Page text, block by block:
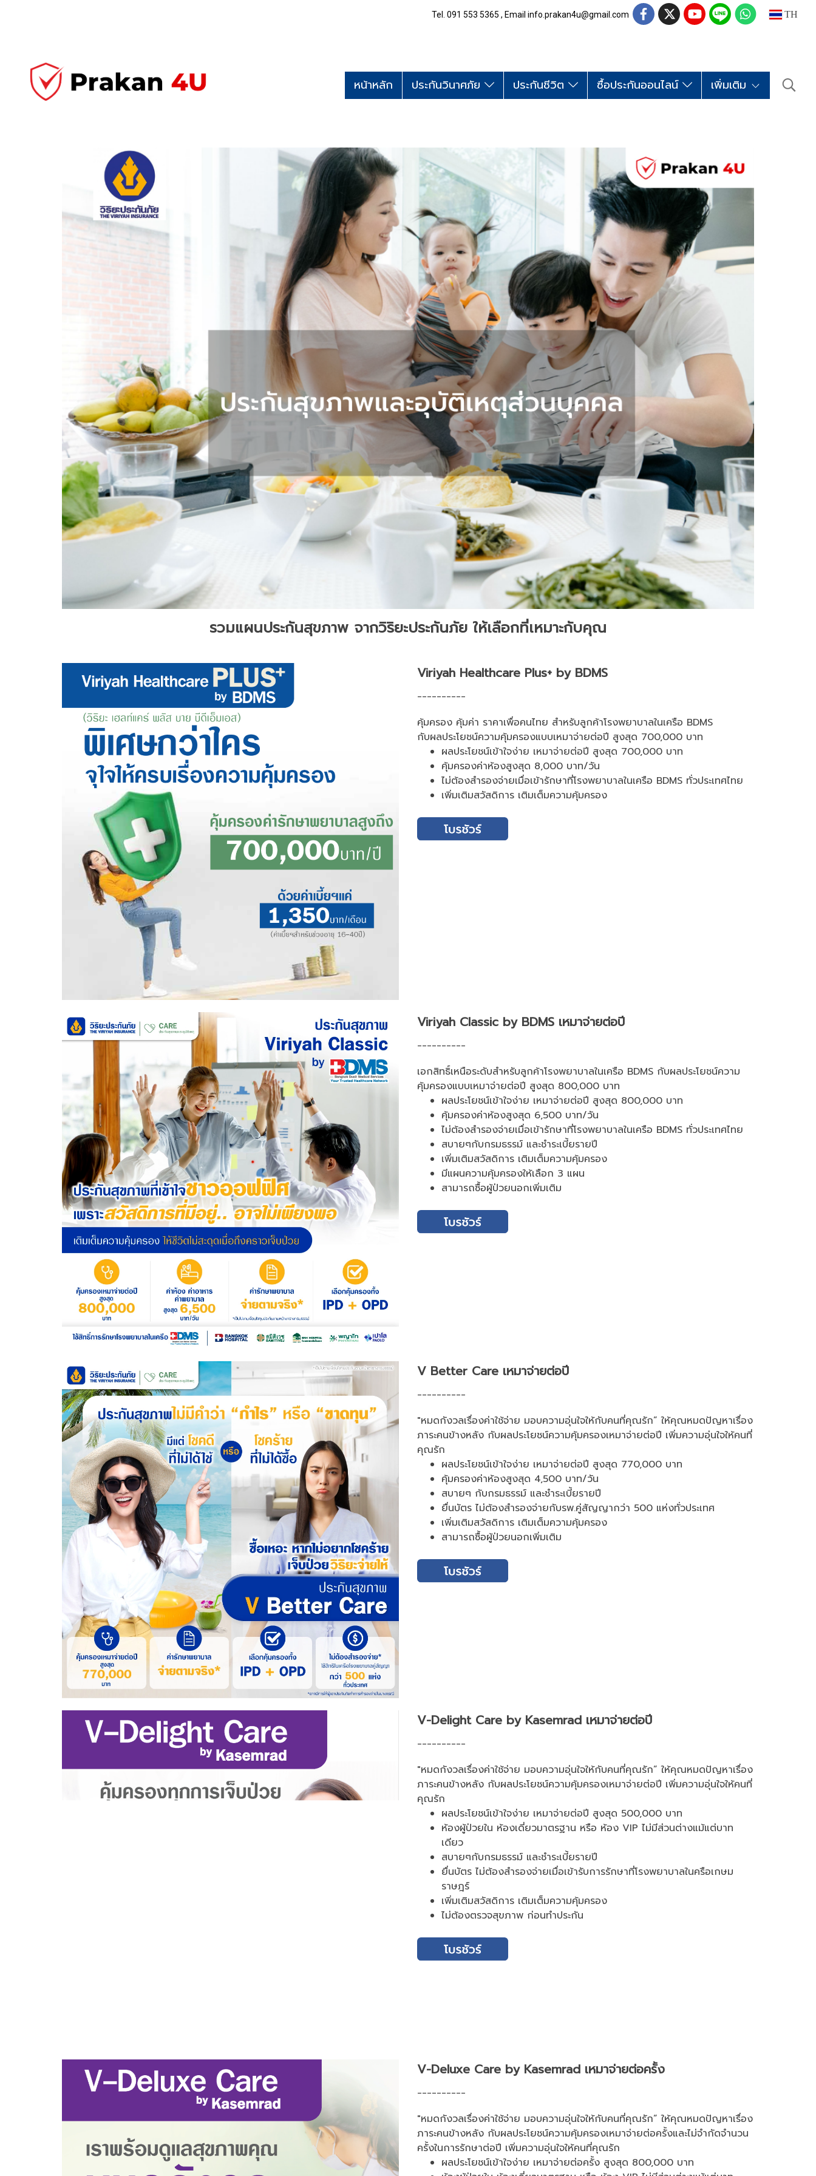
Tel. 091 553 5365 , Email info.prakan4u@gmail.com TH
หน้าหลัก ประกันวินาศภัย ประกันชีวิต ซื้อประกันออนไลน์ เพิ่มเติม
รวมแผนประกันสุขภาพ จากวิริยะประกันภัย ให้เลือกที่เหมาะกับคุณ
Viriyah Healthcare Plus+ by BDMS
__________
คุ้มครอง คุ้มค่า ราคาเพื่อคนไทย สำหรับลูกค้าโรงพยาบาลในเครือ BDMS
กับผลประโยชน์ความคุ้มครองแบบเหมาจ่ายต่อปี สูงสุด 700,000 บาท
ผลประโยชน์เข้าใจง่าย เหมาจ่ายต่อปี สูงสุด 700,000 บาท
คุ้มครองค่าห้องสูงสุด 8,000 บาท/วัน
ไม่ต้องสำรองจ่ายเมื่อเข้ารักษาที่โรงพยาบาลในเครือ BDMS ทั่วประเทศไทย
เพิ่มเติมสวัสดิการ เติมเต็มความคุ้มครอง
Viriyah Classic by BDMS เหมาจ่ายต่อปี
__________
เอกสิทธิ์เหนือระดับสำหรับลูกค้าโรงพยาบาลในเครือ BDMS กับผลประโยชน์ความ
คุ้มครองแบบเหมาจ่ายต่อปี สูงสุด 800,000 บาท
ผลประโยชน์เข้าใจง่าย เหมาจ่ายต่อปี สูงสุด 800,000 บาท
คุ้มครองค่าห้องสูงสุด 6,500 บาท/วัน
ไม่ต้องสำรองจ่ายเมื่อเข้ารักษาที่โรงพยาบาลในเครือ BDMS ทั่วประเทศไทย
สบายๆกับกรมธรรม์ และชำระเบี้ยรายปี
เพิ่มเติมสวัสดิการ เติมเต็มความคุ้มครอง
มีแผนความคุ้มครองให้เลือก 3 แผน
สามารถซื้อผู้ป่วยนอกเพิ่มเติม
V Better Care เหมาจ่ายต่อปี
__________
"หมดกังวลเรื่องค่าใช้จ่าย มอบความอุ่นใจให้กับคนที่คุณรัก” ให้คุณหมดปัญหาเรื่อง
ภาระคนข้างหลัง กับผลประโยชน์ความคุ้มครองเหมาจ่ายต่อปี เพิ่มความอุ่นใจให้คนที่
คุณรัก
ผลประโยชน์เข้าใจง่าย เหมาจ่ายต่อปี สูงสุด 770,000 บาท
คุ้มครองค่าห้องสูงสุด 4,500 บาท/วัน
สบายๆ กับกรมธรรม์ และชำระเบี้ยรายปี
ยื่นบัตร ไม่ต้องสำรองจ่ายกับรพ.คู่สัญญากว่า 500 แห่งทั่วประเทศ
เพิ่มเติมสวัสดิการ เติมเต็มความคุ้มครอง
สามารถซื้อผู้ป่วยนอกเพิ่มเติม
V-Delight Care by Kasemrad เหมาจ่ายต่อปี
__________
"หมดกังวลเรื่องค่าใช้จ่าย มอบความอุ่นใจให้กับคนที่คุณรัก” ให้คุณหมดปัญหาเรื่อง
ภาระคนข้างหลัง กับผลประโยชน์ความคุ้มครองเหมาจ่ายต่อปี เพิ่มความอุ่นใจให้คนที่
คุณรัก
ผลประโยชน์เข้าใจง่าย เหมาจ่ายต่อปี สูงสุด 500,000 บาท
ห้องผู้ป่วยใน ห้องเดี่ยวมาตรฐาน หรือ ห้อง VIP ไม่มีส่วนต่างแม้แต่บาท
เดียว
สบายๆกับกรมธรรม์ และชำระเบี้ยรายปี
ยื่นบัตร ไม่ต้องสำรองจ่ายเมื่อเข้ารับการรักษาที่โรงพยาบาลในครือเกษม
ราษฎร์
เพิ่มเติมสวัสดิการ เติมเต็มความคุ้มครอง
ไม่ต้องตรวจสุขภาพ ก่อนทำประกัน
V-Deluxe Care by Kasemrad เหมาจ่ายต่อครั้ง
__________
"หมดกังวลเรื่องค่าใช้จ่าย มอบความอุ่นใจให้กับคนที่คุณรัก” ให้คุณหมดปัญหาเรื่อง
ภาระคนข้างหลัง กับผลประโยชน์ความคุ้มครองเหมาจ่ายต่อครั้งและไม่จำกัดจำนวน
ครั้งในการรักษาต่อปี เพิ่มความอุ่นใจให้คนที่คุณรัก
ผลประโยชน์เข้าใจง่าย เหมาจ่ายต่อครั้ง สูงสุด 800,000 บาท